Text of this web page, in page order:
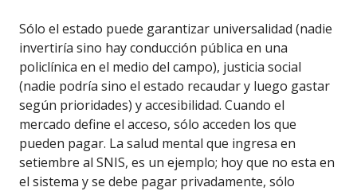
Sólo el estado puede garantizar universalidad (nadie
invertiría sino hay conducción pública en una
policlínica en el medio del campo), justicia social
(nadie podría sino el estado recaudar y luego gastar
según prioridades) y accesibilidad. Cuando el
mercado define el acceso, sólo acceden los que
pueden pagar. La salud mental que ingresa en
setiembre al SNIS, es un ejemplo; hoy que no esta en
el sistema y se debe pagar privadamente, sólo